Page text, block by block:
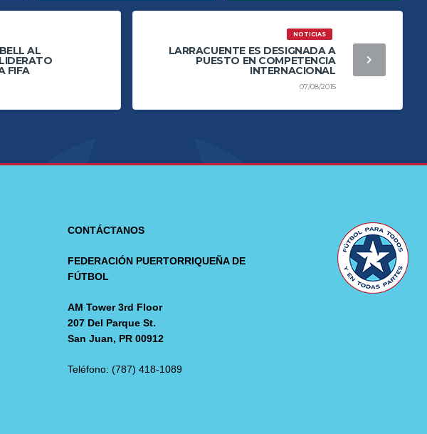
AL
FIFA
NOTICIAS
LARRACUENTE ES DESIGNADA A
PUESTO EN COMPETENCIA
INTERNACIONAL
07/08/2015
CONTÁCTANOS
FEDERACIÓN PUERTORRIQUEÑA DE
FÚTBOL
AM Tower 3rd Floor
207 Del Parque St.
San Juan, PR 00912
Teléfono: (787) 418-1089